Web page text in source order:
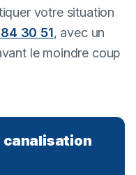
votre situation
30 51, avec un
le moindre coup
canalisation